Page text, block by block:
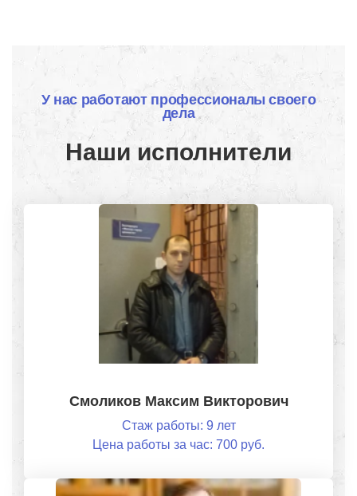
У нас работают профессионалы своего
дела
Наши исполнители
Смоликов Максим Викторович
Стаж работы: 9 лет
Цена работы за час: 700 руб.